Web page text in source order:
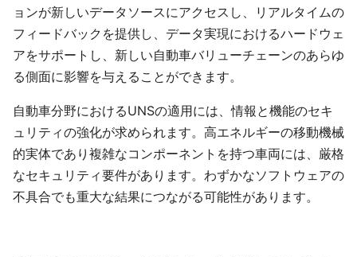
ョンが新しいデータソースにアクセスし、リアルタイムの
フィードバックを提供し、データ実現におけるハードウェ
アをサポートし、新しい自動車バリューチェーンのあらゆ
る側面に影響を与えることができます。
自動車分野におけるUNSの適用には、情報と機能のセキ
ュリティの強化が求められます。高エネルギーの移動機械
的実体であり複雑なコンポーネントを持つ車両には、厳格
なセキュリティ要件があります。わずかなソフトウェアの
不具合でも重大な結果につながる可能性があります。